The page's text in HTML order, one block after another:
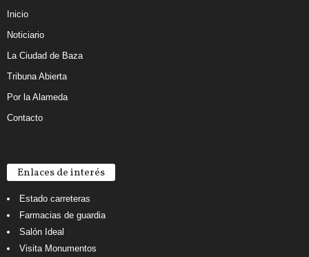
Inicio
Noticiario
La Ciudad de Baza
Tribuna Abierta
Por la Alameda
Contacto
Enlaces de interés
Estado carreteras
Farmacias de guardia
Salón Ideal
Visita Monumentos